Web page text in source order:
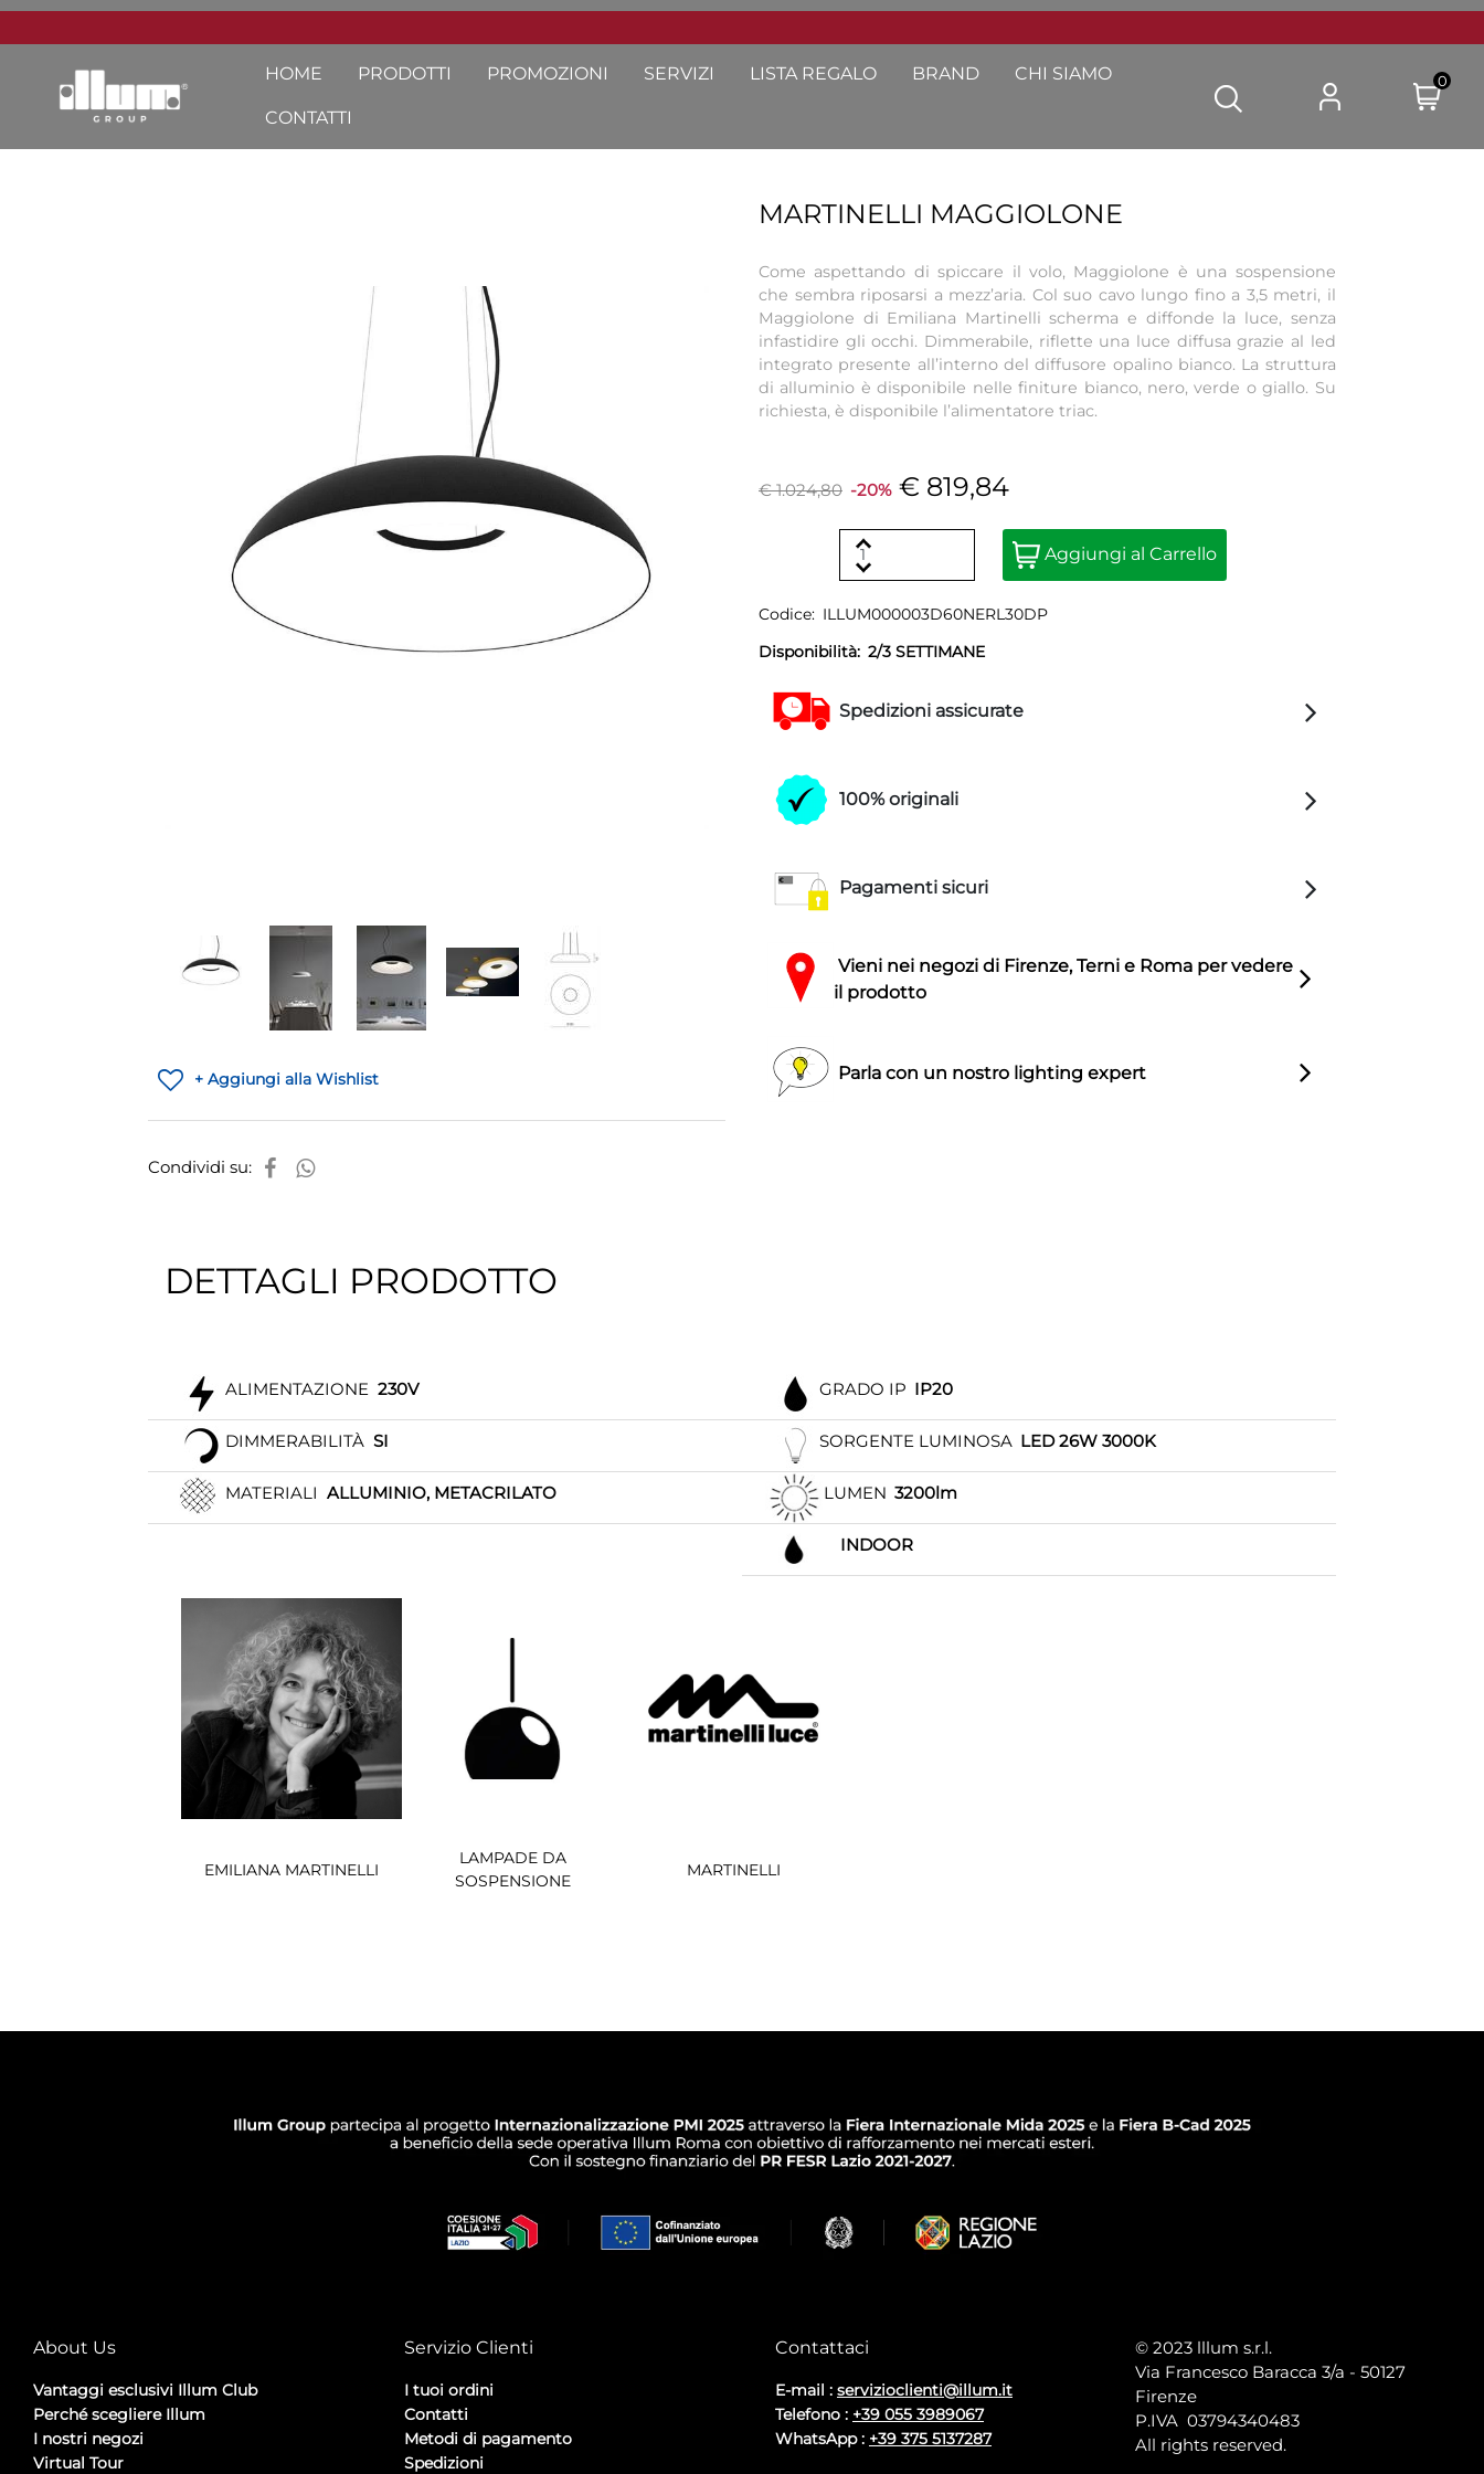
HOME PRODOTTI PROMOZIONI SERVIZI LISTA REGALO BRAND CHI SIAMO
CONTATTI
0
+ Aggiungi alla Wishlist
Condividi su:
MARTINELLI MAGGIOLONE
Come aspettando di spiccare il volo, Maggiolone è una sospensione
che sembra riposarsi a mezz’aria. Col suo cavo lungo fino a 3,5 metri, il
Maggiolone di Emiliana Martinelli scherma e diffonde la luce, senza
infastidire gli occhi. Dimmerabile, riflette una luce diffusa grazie al led
integrato presente all’interno del diffusore opalino bianco. La struttura
di alluminio è disponibile nelle finiture bianco, nero, verde o giallo. Su
richiesta, è disponibile l’alimentatore triac.
€ 1.024,80 -20% € 819,84
Quantità
Aggiungi al Carrello
Codice: ILLUM000003D60NERL30DP
Disponibilità: 2/3 SETTIMANE
Spedizioni assicurate
100% originali
Pagamenti sicuri
Vieni nei negozi di Firenze, Terni e Roma per vedere
il prodotto
Parla con un nostro lighting expert
DETTAGLI PRODOTTO
ALIMENTAZIONE 230V
DIMMERABILITÀ SI
MATERIALI ALLUMINIO, METACRILATO
GRADO IP IP20
SORGENTE LUMINOSA LED 26W 3000K
LUMEN 3200lm
INDOOR
EMILIANA MARTINELLI
LAMPADE DA
SOSPENSIONE
MARTINELLI
About Us
Vantaggi esclusivi Illum Club
Perché scegliere Illum
I nostri negozi
Virtual Tour
Servizio Clienti
I tuoi ordini
Contatti
Metodi di pagamento
Spedizioni
Contattaci
E-mail : servizioclienti@illum.it
Telefono : +39 055 3989067
WhatsApp : +39 375 5137287
© 2023 lllum s.r.l.
Via Francesco Baracca 3/a - 50127
Firenze
P.IVA 03794340483
All rights reserved.